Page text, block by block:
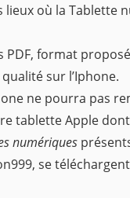
lieux où la Tablette
PDF, format
sur l’Iphone.
ne pourra pas
tablette Apple
numériques
se